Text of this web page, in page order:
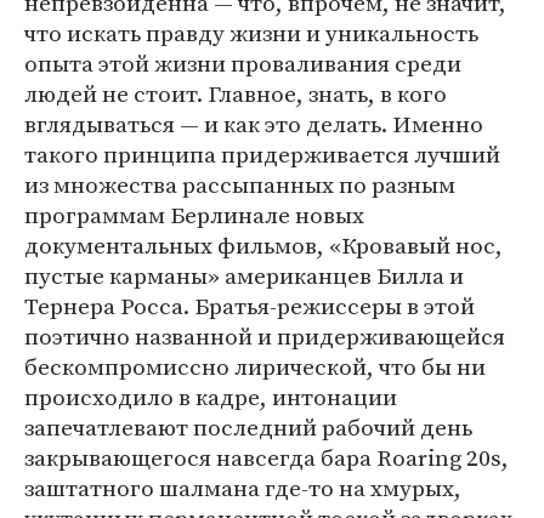
что искать правду жизни и уникальность
опыта этой жизни проваливания среди
людей не стоит. Главное, знать, в кого
вглядываться — и как это делать. Именно
такого принципа придерживается лучший
из множества рассыпанных по разным
программам Берлинале новых
документальных фильмов, «Кровавый нос,
пустые карманы» американцев Билла и
Тернера Росса. Братья-режиссеры в этой
поэтично названной и придерживающейся
бескомпромиссно лирической, что бы ни
происходило в кадре, интонации
запечатлевают последний рабочий день
закрывающегося навсегда бара Roaring 20s,
заштатного шалмана где-то на хмурых,